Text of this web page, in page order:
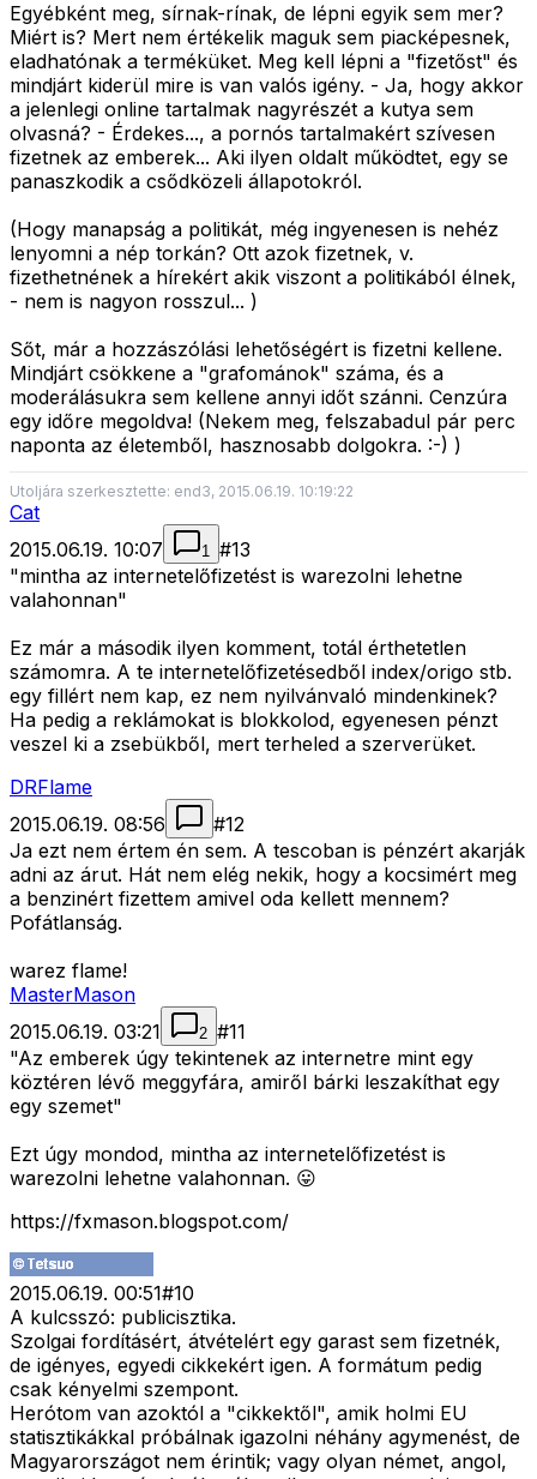
Egyébként meg, sírnak-rínak, de lépni egyik sem mer?
Miért is? Mert nem értékelik maguk sem piacképesnek,
eladhatónak a terméküket. Meg kell lépni a "fizetőst" és
mindjárt kiderül mire is van valós igény. - Ja, hogy akkor
a jelenlegi online tartalmak nagyrészét a kutya sem
olvasná? - Érdekes..., a pornós tartalmakért szívesen
fizetnek az emberek... Aki ilyen oldalt működtet, egy se
panaszkodik a csődközeli állapotokról.
(Hogy manapság a politikát, még ingyenesen is nehéz
lenyomni a nép torkán? Ott azok fizetnek, v.
fizethetnének a hírekért akik viszont a politikából élnek,
- nem is nagyon rosszul... )
Sőt, már a hozzászólási lehetőségért is fizetni kellene.
Mindjárt csökkene a "grafománok" száma, és a
moderálásukra sem kellene annyi időt szánni. Cenzúra
egy időre megoldva! (Nekem meg, felszabadul pár perc
naponta az életemből, hasznosabb dolgokra. :-) )
Utoljára szerkesztette: end3, 2015.06.19. 10:19:22
Cat
2015.06.19. 10:07
1 #13
"mintha az internetelőfizetést is warezolni lehetne
valahonnan"
Ez már a második ilyen komment, totál érthetetlen
számomra. A te internetelőfizetésedből index/origo stb.
egy fillért nem kap, ez nem nyilvánvaló mindenkinek?
Ha pedig a reklámokat is blokkolod, egyenesen pénzt
veszel ki a zsebükből, mert terheled a szerverüket.
DRFlame
2015.06.19. 08:56
#12
Ja ezt nem értem én sem. A tescoban is pénzért akarják
adni az árut. Hát nem elég nekik, hogy a kocsimért meg
a benzinért fizettem amivel oda kellett mennem?
Pofátlanság.
warez flame!
MasterMason
2015.06.19. 03:21
2 #11
"Az emberek úgy tekintenek az internetre mint egy
köztéren lévő meggyfára, amiről bárki leszakíthat egy
egy szemet"
Ezt úgy mondod, mintha az internetelőfizetést is
warezolni lehetne valahonnan. 😛
https://fxmason.blogspot.com/
2015.06.19. 00:51#10
A kulcsszó: publicisztika.
Szolgai fordításért, átvételért egy garast sem fizetnék,
de igényes, egyedi cikkekért igen. A formátum pedig
csak kényelmi szempont.
Herótom van azoktól a "cikkektől", amik holmi EU
statisztikákkal próbálnak igazolni néhány agymenést, de
Magyarországot nem érintik; vagy olyan német, angol,